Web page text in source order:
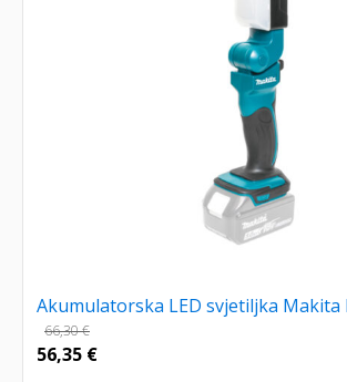
Akumulatorska LED svjetiljka Makita
66,30€
56,35 €